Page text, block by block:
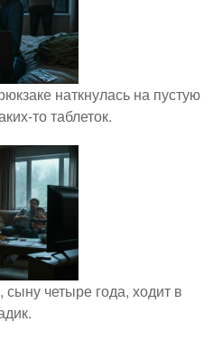
наткнулась на пустую
то таблеток.
четыре года, ходит в